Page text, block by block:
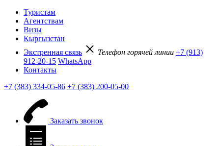
Туристам
Агентствам
Визы
Кыргызстан
Экстренная связь
Телефон горячей линии +7 (913)
912-20-15 WhatsApp
Контакты
+7 (383) 334-05-86 +7 (383) 200-05-00
Заказать звонок